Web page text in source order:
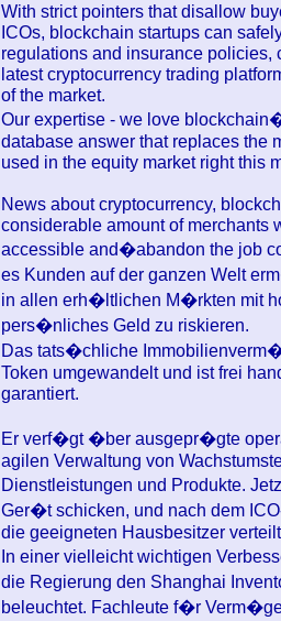
With strict pointers that disallow
ICOs, blockchain startups can
regulations and insurance policies,
latest cryptocurrency trading
of the market.
Our expertise - we love
database answer that replaces the
used in the equity market right this
News about cryptocurrency,
considerable amount of merchants
accessible and�abandon the job
es Kunden auf der ganzen Welt
in allen erh�ltlichen M�rkten mit
pers�nliches Geld zu riskieren.
Das tats�chliche
Token umgewandelt und ist frei
garantiert.
Er verf�gt �ber ausgepr�gte
agilen Verwaltung von
Dienstleistungen und Produkte.
Ger�t schicken, und nach dem
die geeigneten Hausbesitzer
In einer vielleicht wichtigen
die Regierung den Shanghai
beleuchtet. Fachleute f�r